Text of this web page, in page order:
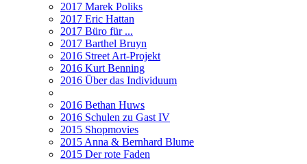
2017 Marek Poliks
2017 Eric Hattan
2017 Büro für ...
2017 Barthel Bruyn
2016 Street Art-Projekt
2016 Kurt Benning
2016 Über das Individuum
2016 Bethan Huws
2016 Schulen zu Gast IV
2015 Shopmovies
2015 Anna & Bernhard Blume
2015 Der rote Faden